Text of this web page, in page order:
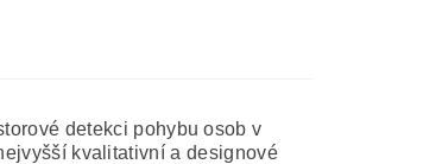
detekci pohybu osob v
kvalitativní a designové